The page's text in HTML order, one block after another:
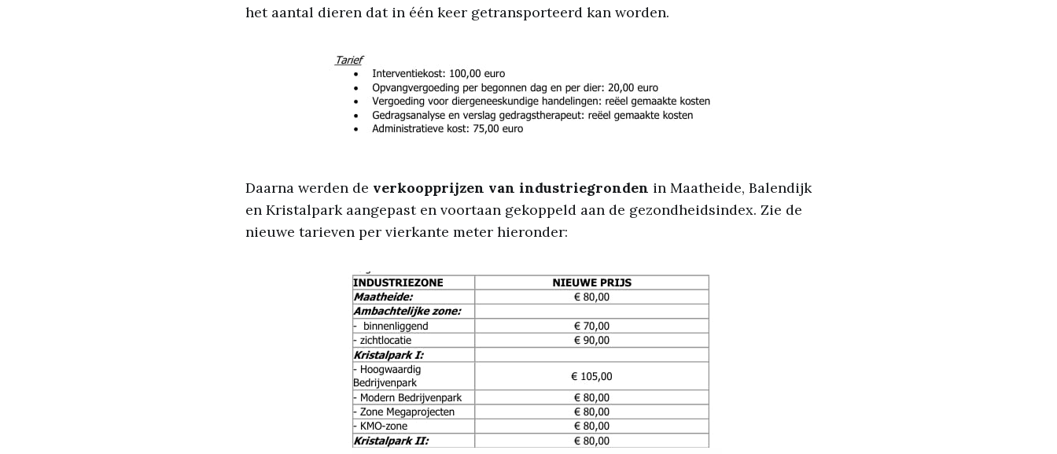
het aantal dieren dat in één keer getransporteerd kan worden.
Daarna werden de verkoopprijzen van industriegronden in Maatheide, Balendijk
en Kristalpark aangepast en voortaan gekoppeld aan de gezondheidsindex. Zie de
nieuwe tarieven per vierkante meter hieronder: